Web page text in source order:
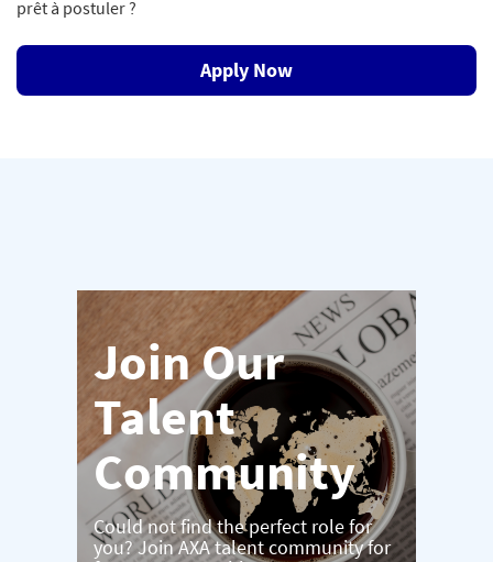
prêt à postuler ?
Apply Now
Join Our
Talent
Community
Could not find the perfect role for
you? Join AXA talent community for